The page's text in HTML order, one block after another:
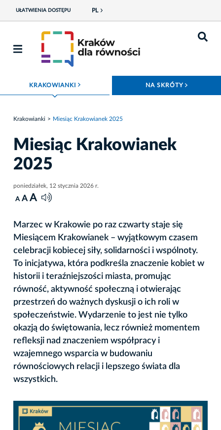
UŁATWIENIA DOSTĘPU PL
KRAKOWIANKI ROZWIŃ MENU NA SKRÓTY
Krakowianki Miesiąc Krakowianek 2025
Miesiąc Krakowianek
2025
poniedziałek, 12 stycznia 2026 r.
A A A
Marzec w Krakowie po raz czwarty staje się
Miesiącem Krakowianek – wyjątkowym czasem
celebracji kobiecej siły, solidarności i wspólnoty.
To inicjatywa, która podkreśla znaczenie kobiet w
historii i teraźniejszości miasta, promując
równość, aktywność społeczną i otwierając
przestrzeń do ważnych dyskusji o ich roli w
społeczeństwie. Wydarzenie to jest nie tylko
okazją do świętowania, lecz również momentem
refleksji nad znaczeniem współpracy i
wzajemnego wsparcia w budowaniu
równościowych relacji i lepszego świata dla
wszystkich.